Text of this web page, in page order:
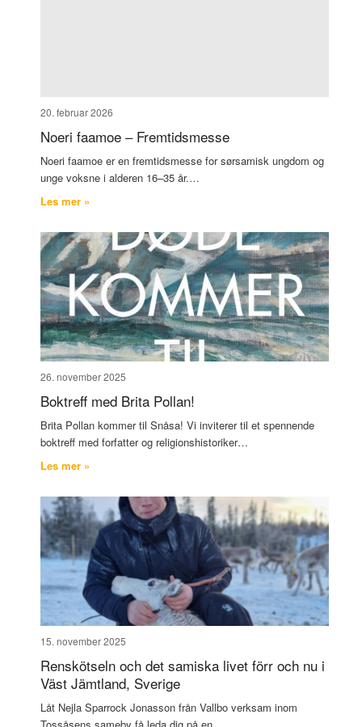
20. februar 2026
Noeri faamoe – Fremtidsmesse
Noeri faamoe er en fremtidsmesse for sørsamisk ungdom og
unge voksne i alderen 16–35 år.…
Les mer »
26. november 2025
Boktreff med Brita Pollan!
Brita Pollan kommer til Snåsa! Vi inviterer til et spennende
boktreff med forfatter og religionshistoriker…
Les mer »
15. november 2025
Renskötseln och det samiska livet förr och nu i
Väst Jämtland, Sverige
Låt Nejla Sparrock Jonasson från Vallbo verksam inom
Tossåsens sameby få leda dig på en…